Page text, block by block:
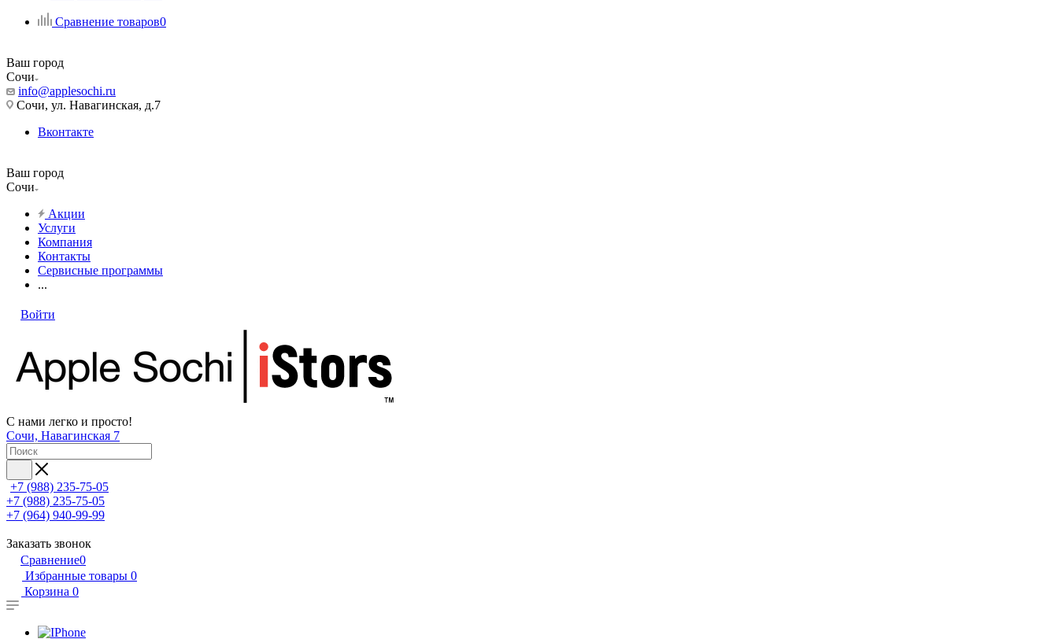
Сравнение товаров0
Ваш город
Сочи
info@applesochi.ru
Сочи, ул. Навагинская, д.7
Вконтакте
Ваш город
Сочи
Акции
Услуги
Компания
Контакты
Сервисные программы
...
Войти
С нами легко и просто!
Сочи, Навагинская 7
+7 (988) 235-75-05
+7 (988) 235-75-05
+7 (964) 940-99-99
Заказать звонок
Сравнение0
Избранные товары 0
Корзина 0